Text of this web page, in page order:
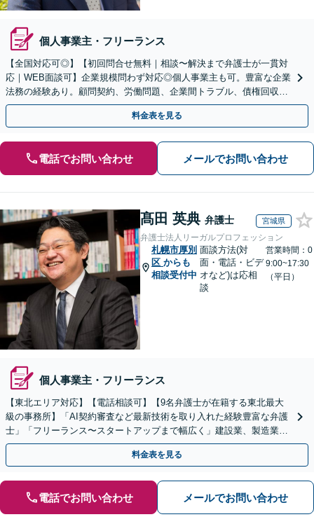
個人事業主・フリーランス
【全国対応可◎】【初回問合せ無料｜相談〜解決まで弁護士が一貫対
応｜WEB面談可】企業規模問わず対応◎個人事業主も可。豊富な企業
法務の経験あり。顧問契約、労働問題、企業間トラブル、債権回収、
契約書のリーガルチェック等、サポートします。
料金表を見る
電話でお問い合わせ メールでお問い合わせ
髙田 英典 弁護士 宮城県
弁護士法人リーガルプロフェッション
札幌市厚別
区 からも
相談受付中
面談方法(対
面・電話・ビデ
オなど)は応相
談
営業時間：0
9:00~17:30
（平日）
個人事業主・フリーランス
【東北エリア対応】【電話相談可】【9名弁護士が在籍する東北最大
級の事務所】「AI契約審査など最新技術を取り入れた経験豊富な弁護
士」「フリーランス〜スタートアップまで幅広く」建設業、製造業、
不動産業、飲食業、IT業、介護・福祉など
料金表を見る
電話でお問い合わせ メールでお問い合わせ